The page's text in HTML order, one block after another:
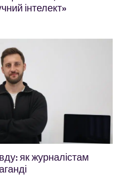
інтелект»
як журналістам